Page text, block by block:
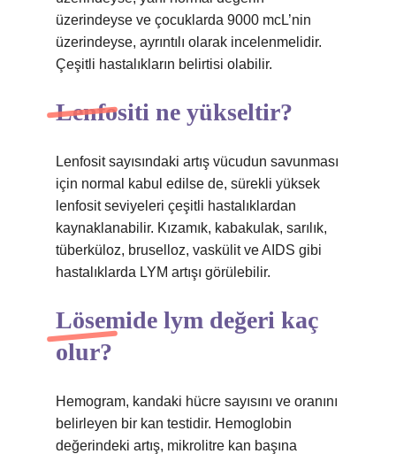
üzerindeyse ve çocuklarda 9000 mcL’nin
üzerindeyse, ayrıntılı olarak incelenmelidir.
Çeşitli hastalıkların belirtisi olabilir.
Lenfositi ne yükseltir?
Lenfosit sayısındaki artış vücudun savunması
için normal kabul edilse de, sürekli yüksek
lenfosit seviyeleri çeşitli hastalıklardan
kaynaklanabilir. Kızamık, kabakulak, sarılık,
tüberküloz, bruselloz, vaskülit ve AIDS gibi
hastalıklarda LYM artışı görülebilir.
Lösemide lym değeri kaç
olur?
Hemogram, kandaki hücre sayısını ve oranını
belirleyen bir kan testidir. Hemoglobin
değerindeki artış, mikrolitre kan başına